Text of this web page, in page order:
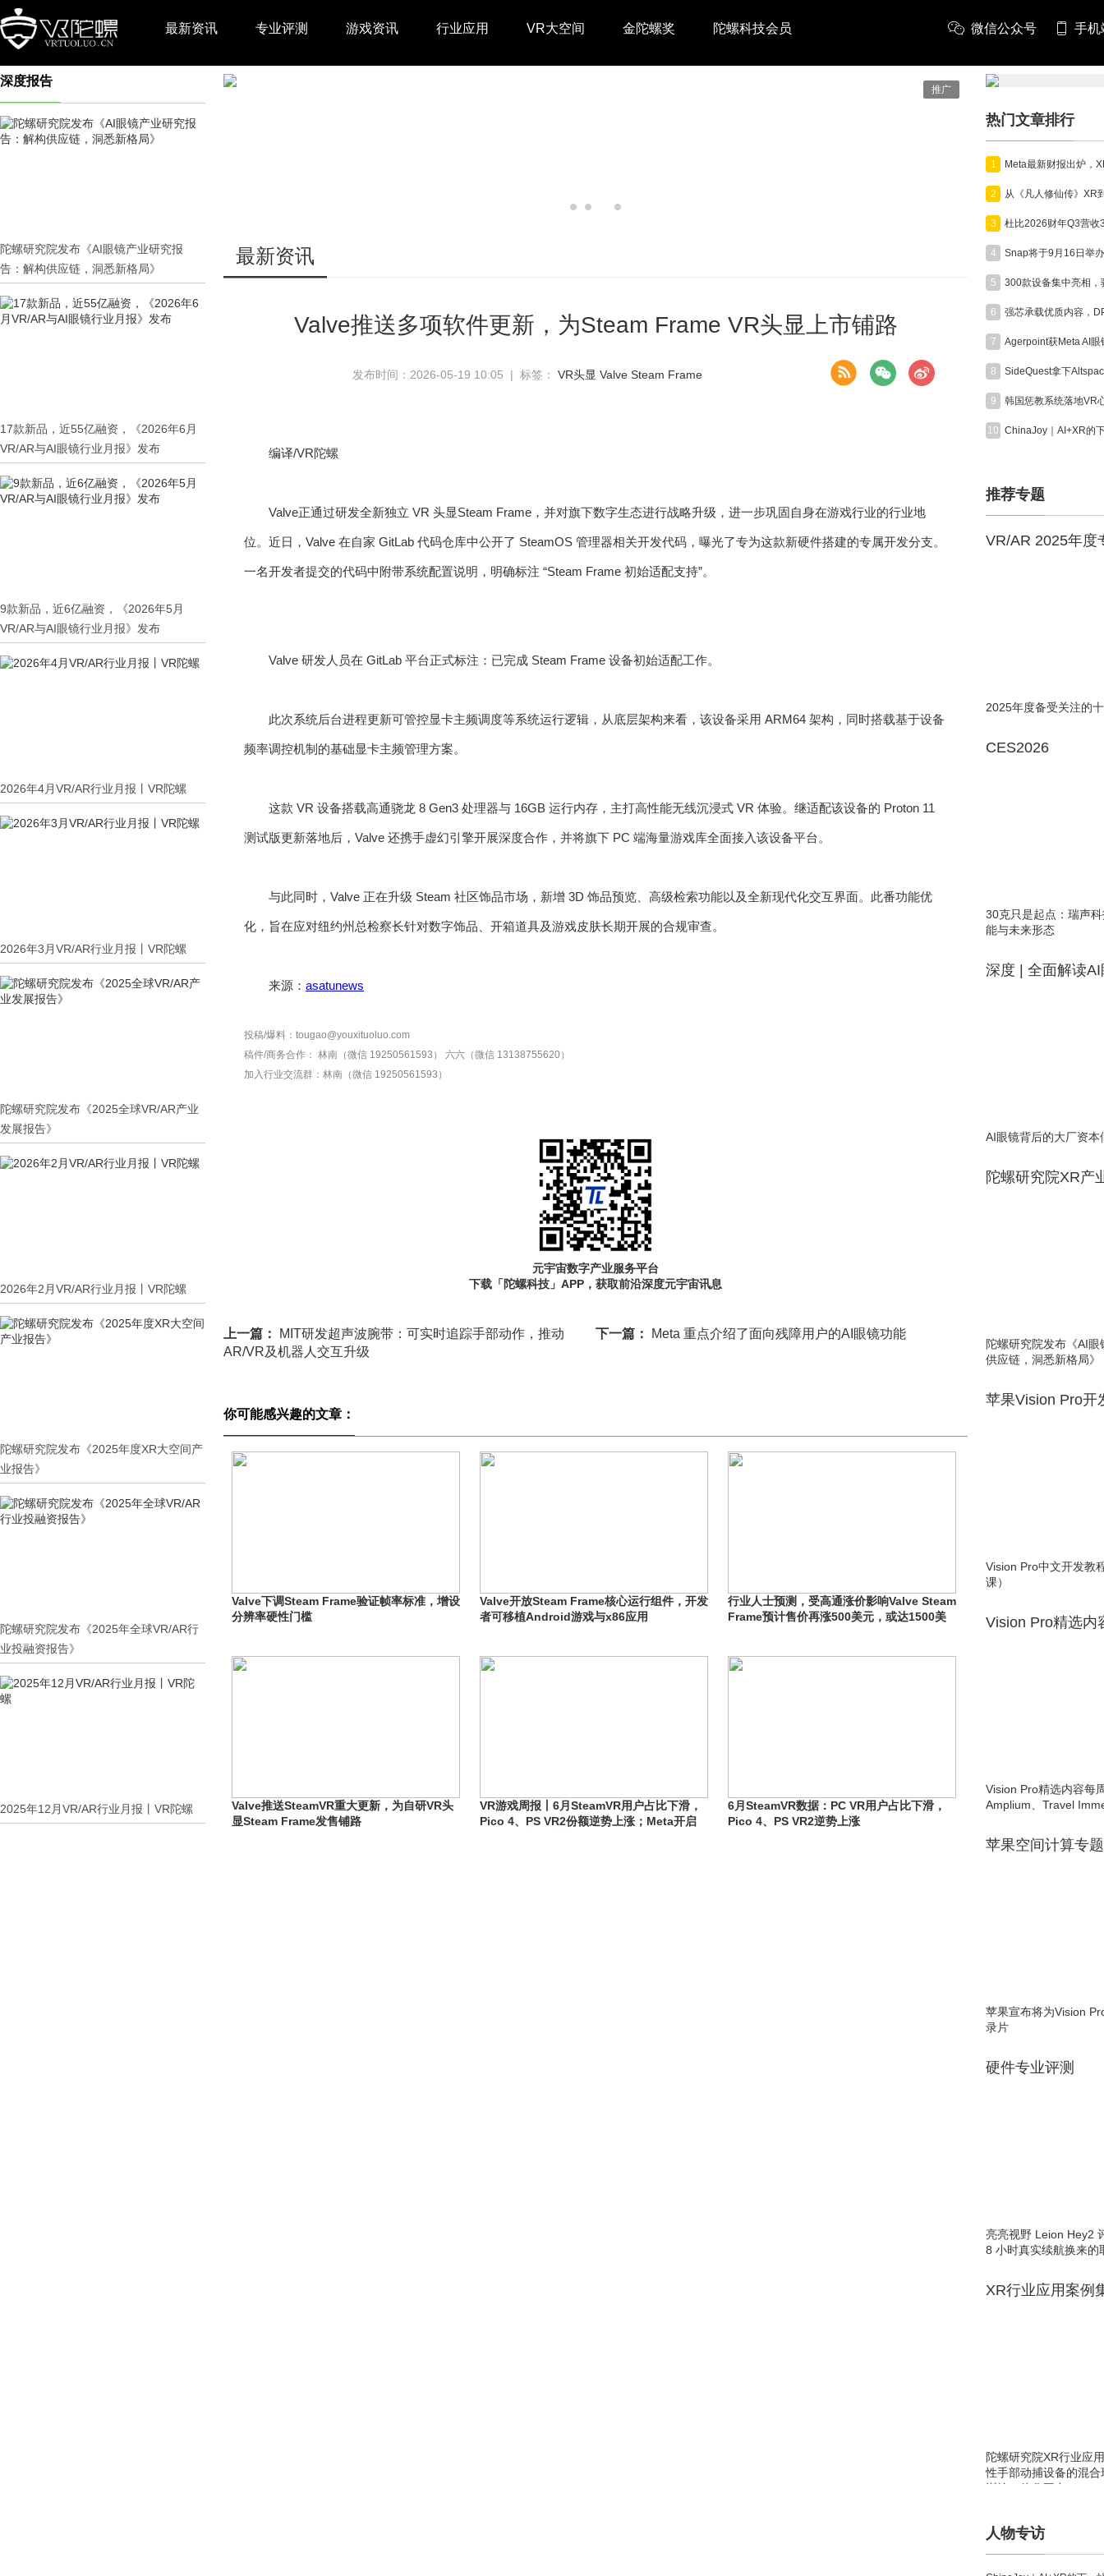
最新资讯 专业评测 游戏资讯 行业应用 VR大空间 金陀螺奖 陀螺科技会员 微信公众号 手机
深度报告
陀螺研究院发布《AI眼镜产业研究报
告：解构供应链，洞悉新格局》
17款新品，近55亿融资，《2026年6月
VR/AR与AI眼镜行业月报》发布
9款新品，近6亿融资，《2026年5月
VR/AR与AI眼镜行业月报》发布
2026年4月VR/AR行业月报丨VR陀螺
2026年3月VR/AR行业月报丨VR陀螺
陀螺研究院发布《2025全球VR/AR产业
发展报告》
2026年2月VR/AR行业月报丨VR陀螺
陀螺研究院发布《2025年度XR大空间产
业报告》
陀螺研究院发布《2025年全球VR/AR行
业投融资报告》
2025年12月VR/AR行业月报丨VR陀螺
推广
最新资讯
Valve推送多项软件更新，为Steam Frame VR头显上市铺路
发布时间：2026-05-19 10:05 | 标签： VR头显 Valve Steam Frame
编译/VR陀螺
Valve正通过研发全新独立 VR 头显Steam Frame，并对旗下数字生态进行战略升级，进一步巩固自身在游戏行业的行业地
位。近日，Valve 在自家 GitLab 代码仓库中公开了 SteamOS 管理器相关开发代码，曝光了专为这款新硬件搭建的专属开发分支。
一名开发者提交的代码中附带系统配置说明，明确标注 “Steam Frame 初始适配支持”。
Valve 研发人员在 GitLab 平台正式标注：已完成 Steam Frame 设备初始适配工作。
此次系统后台进程更新可管控显卡主频调度等系统运行逻辑，从底层架构来看，该设备采用 ARM64 架构，同时搭载基于设备
频率调控机制的基础显卡主频管理方案。
这款 VR 设备搭载高通骁龙 8 Gen3 处理器与 16GB 运行内存，主打高性能无线沉浸式 VR 体验。继适配该设备的 Proton 11
测试版更新落地后，Valve 还携手虚幻引擎开展深度合作，并将旗下 PC 端海量游戏库全面接入该设备平台。
与此同时，Valve 正在升级 Steam 社区饰品市场，新增 3D 饰品预览、高级检索功能以及全新现代化交互界面。此番功能优
化，旨在应对纽约州总检察长针对数字饰品、开箱道具及游戏皮肤长期开展的合规审查。
来源： asatunews
投稿/爆料：tougao@youxituoluo.com
稿件/商务合作： 林南（微信 19250561593）
六六（微信 13138755620）
加入行业交流群： 林南（微信 19250561593）
元宇宙数字产业服务平台
下载「陀螺科技」APP，获取前沿深度元宇宙讯息
上一篇：
MIT研发超声波腕带：可实时追踪手部动作，推动
AR/VR及机器人交互升级
下一篇： Meta 重点介绍了面向残障用户的AI眼镜功能
你可能感兴趣的文章：
Valve下调Steam Frame验证帧率标准，增设
分辨率硬性门槛
Valve开放Steam Frame核心运行组件，开发
者可移植Android游戏与x86应用
行业人士预测，受高通涨价影响Valve Steam
Frame预计售价再涨500美元，或达1500美
Valve推送SteamVR重大更新，为自研VR头
显Steam Frame发售铺路
VR游戏周报丨6月SteamVR用户占比下滑，
Pico 4、PS VR2份额逆势上涨；Meta开启
6月SteamVR数据：PC VR用户占比下滑，
Pico 4、PS VR2逆势上涨
热门文章排行
1
2
3
4
5
6
7
8
9
10
推荐专题
VR/AR 2025年度
2025年度备受关注的
CES2026
30克只是起点：瑞声
能与未来形态
深度 | 全面解读AI
AI眼镜背后的大厂资本
陀螺研究院XR产
陀螺研究院发布《AI
供应链，洞悉新格局》
苹果Vision Pro开
Vision Pro中文开发教
课）
Vision Pro精选内
Vision Pro精选内容每
Amplium、Travel
苹果空间计算专题
苹果宣布将为Vision
录片
硬件专业评测
亮亮视野 Leion Hey2
8 小时真实续航换来的
XR行业应用案例
陀螺研究院XR行业应
性手部动捕设备的混
训练一体化平台
人物专访